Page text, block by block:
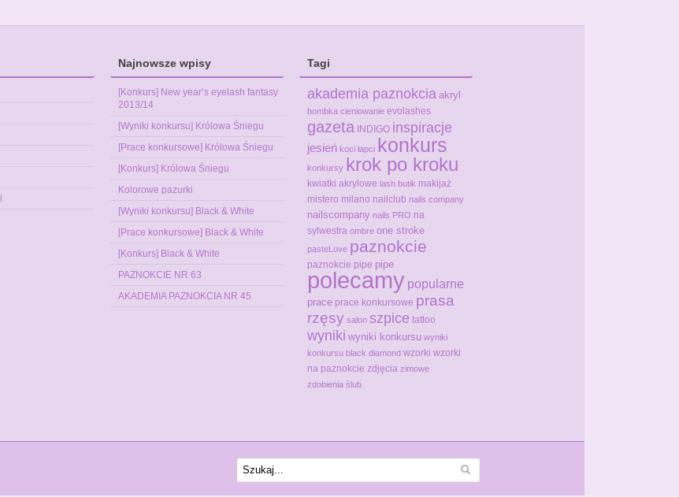
Najnowsze wpisy
[Konkurs] New year’s eyelash fantasy
2013/14
[Wyniki konkursu] Królowa Śniegu
[Prace konkursowe] Królowa Śniegu
[Konkurs] Królowa Śniegu
Kolorowe pazurki
[Wyniki konkursu] Black & White
[Prace konkursowe] Black & White
[Konkurs] Black & White
PAZNOKCIE NR 63
AKADEMIA PAZNOKCIA NR 45
Tagi
akademia paznokcia akryl
bombka cieniowanie evolashes
gazeta INDIGO inspiracje
jesień koci łapci konkurs
konkursy krok po kroku
kwiatki akrylowe lash butik makijaż
mistero milano nailclub nails company
nailscompany nails PRO na
sylwestra ombre one stroke
pasteLove paznokcie
paznokcie pipe pipe
polecamy popularne
prace prace konkursowe prasa
rzęsy salon szpice tattoo
wyniki wyniki konkursu wyniki
konkursu black diamond wzorki wzorki
na paznokcie zdjęcia zimowe
zdobienia ślub